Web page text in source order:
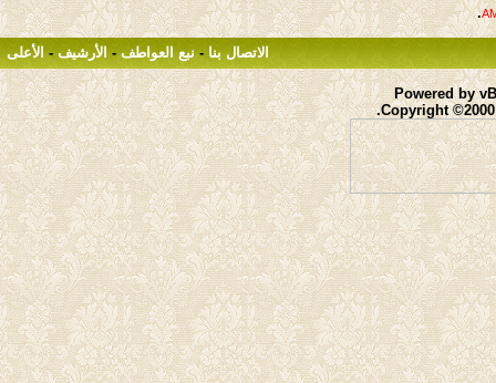
.
الاتصال بنا - نبع العواطف - الأرشيف - الأعلى
Powered by
Copyright